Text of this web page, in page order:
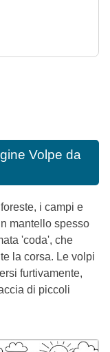
Volpe da
i campi e
mantello spesso
'coda', che
la corsa. Le volpi
furtivamente,
di piccoli